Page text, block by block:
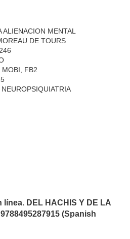
ALIENACION MENTAL
DE TOURS
FB2
DEL HACHIS Y DE LA
(Spanish